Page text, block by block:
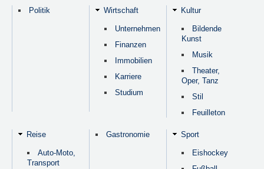
Politik Wirtschaft
Unternehmen
Finanzen
Immobilien
Karriere
Studium
Kultur
Bildende
Kunst
Musik
Theater,
Oper, Tanz
Stil
Feuilleton
Reise
Auto-Moto,
Transport
Gastronomie Sport
Eishockey